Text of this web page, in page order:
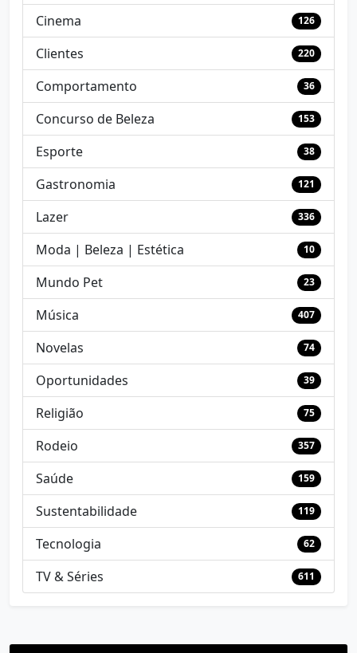
Cinema 126
Clientes 220
Comportamento 36
Concurso de Beleza 153
Esporte 38
Gastronomia 121
Lazer 336
Moda | Beleza | Estética 10
Mundo Pet 23
Música 407
Novelas 74
Oportunidades 39
Religião 75
Rodeio 357
Saúde 159
Sustentabilidade 119
Tecnologia 62
TV & Séries 611